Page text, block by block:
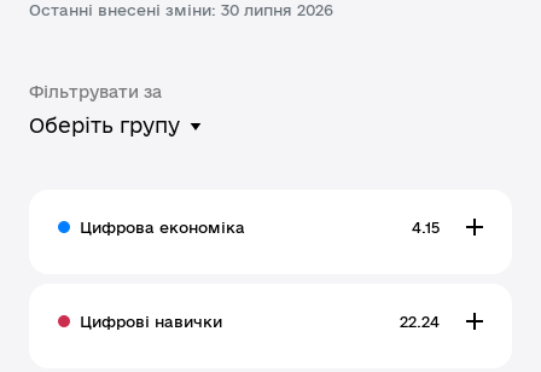
Останні внесені зміни: 30 липня 2026
Фільтрувати за
Оберіть групу
Цифрова економіка 4.15
Цифрові навички 22.24